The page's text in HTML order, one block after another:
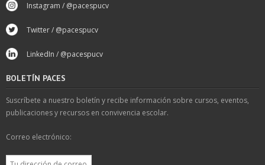
Instagram / @pacespucv
Twitter / @pacespucv
LinkedIn / @pacespucv
BOLETÍN PACES
Suscríbete a nuestro boletín y recibe información sobre cursos, eventos,
publicaciones y recursos en convivencia escolar.
Correo electrónico: